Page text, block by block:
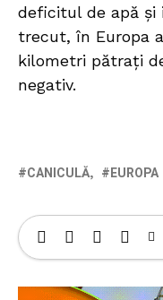
deficitul de apă și
trecut, în Europa
kilometri pătrați
negativ.
CANICULĂ EUROPA